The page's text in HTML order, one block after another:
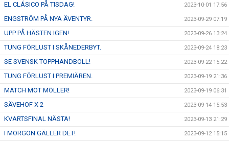
EL CLÁSICO PÅ TISDAG! 2023-10-01 17:56
ENGSTRÖM PÅ NYA ÄVENTYR. 2023-09-29 07:19
UPP PÅ HÄSTEN IGEN! 2023-09-26 13:24
TUNG FÖRLUST I SKÅNEDERBYT. 2023-09-24 18:23
SE SVENSK TOPPHANDBOLL! 2023-09-22 15:22
TUNG FÖRLUST I PREMIÄREN. 2023-09-19 21:36
MATCH MOT MÖLLER! 2023-09-19 06:31
SÄVEHOF X 2 2023-09-14 15:53
KVARTSFINAL NÄSTA! 2023-09-13 21:29
I MORGON GÄLLER DET! 2023-09-12 15:15